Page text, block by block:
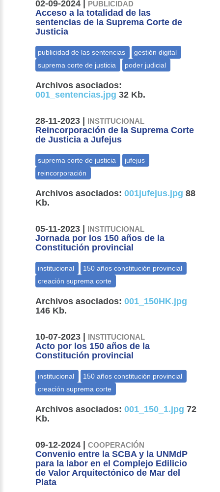
02-09-2024 | PUBLICIDAD
Acceso a la totalidad de las
sentencias de la Suprema Corte de
Justicia
Archivos asociados:
001_sentencias.jpg 32 Kb.
28-11-2023 | INSTITUCIONAL
Reincorporación de la Suprema Corte
de Justicia a Jufejus
Archivos asociados: 001jufejus.jpg 88
Kb.
05-11-2023 | INSTITUCIONAL
Jornada por los 150 años de la
Constitución provincial
Archivos asociados: 001_150HK.jpg
146 Kb.
10-07-2023 | INSTITUCIONAL
Acto por los 150 años de la
Constitución provincial
Archivos asociados: 001_150_1.jpg 72
Kb.
09-12-2024 |COOPERACIÓN
Convenio entre la SCBA y la UNMdP
para la labor en el Complejo Edilicio
de Valor Arquitectónico de Mar del
Plata